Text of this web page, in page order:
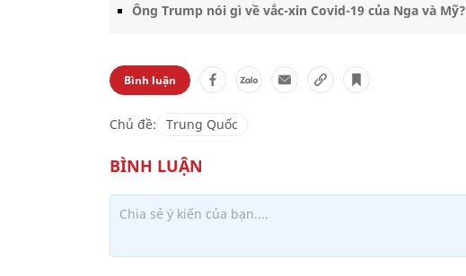
Ông Trump nói gì về vắc-xin Covid-19 của Nga và Mỹ?
Bình luận
Chủ đề: Trung Quốc